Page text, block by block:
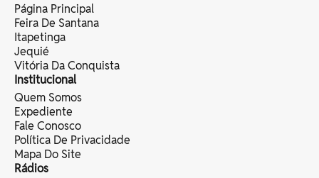
Página Principal
Feira De Santana
Itapetinga
Jequié
Vitória Da Conquista
Institucional
Quem Somos
Expediente
Fale Conosco
Política De Privacidade
Mapa Do Site
Rádios